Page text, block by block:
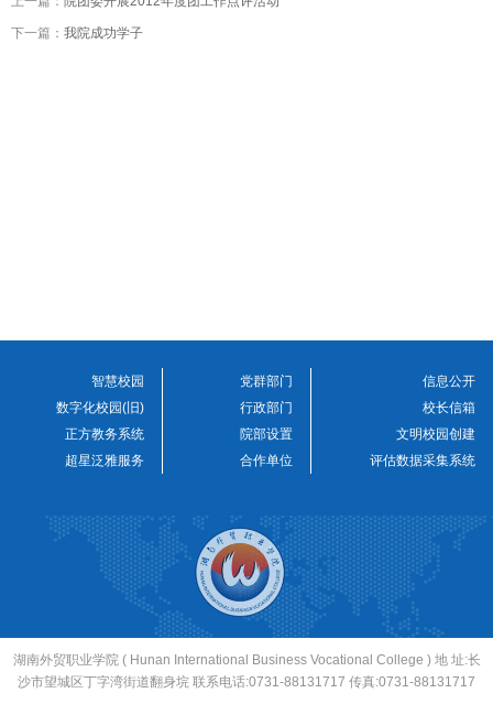
下一篇： 我院成功学子
智慧校园
党群部门
数字化校园(旧)
行政部门
正方教务系统
院部设置
超星泛雅服务
合作单位
信息公开
校长信箱
文明校园创建
评估数据采集系统
湖南外贸职业学院 ( Hunan International Business Vocational College ) 地 址:长
沙市望城区丁字湾街道翻身垸 联系电话:0731-88131717 传真:0731-88131717